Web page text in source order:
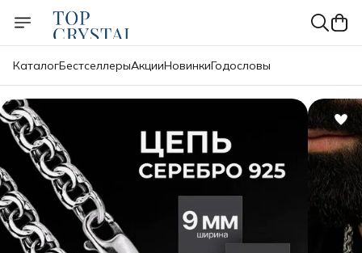
КаталогБестселлерыАкцииНовинкиГодословы